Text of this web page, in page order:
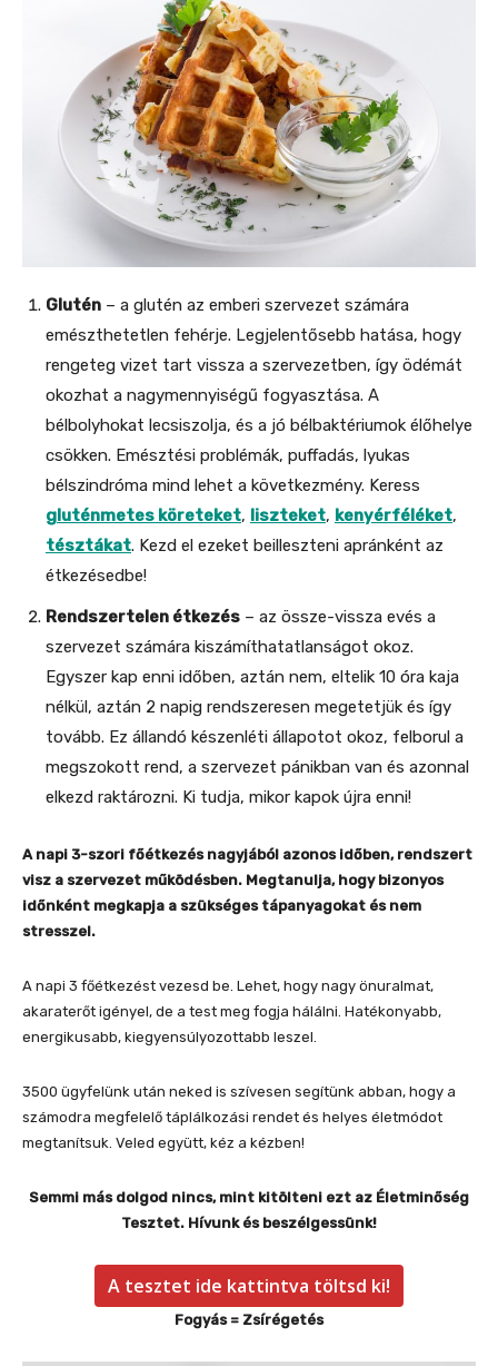
Glutén – a glutén az emberi szervezet számára
emészthetetlen fehérje. Legjelentősebb hatása, hogy
rengeteg vizet tart vissza a szervezetben, így ödémát
okozhat a nagymennyiségű fogyasztása. A
bélbolyhokat lecsiszolja, és a jó bélbaktériumok élőhelye
csökken. Emésztési problémák, puffadás, lyukas
bélszindróma mind lehet a következmény. Keress
gluténmetes köreteket, liszteket, kenyérféléket,
tésztákat. Kezd el ezeket beilleszteni apránként az
étkezésedbe!
Rendszertelen étkezés – az össze-vissza evés a
szervezet számára kiszámíthatatlanságot okoz.
Egyszer kap enni időben, aztán nem, eltelik 10 óra kaja
nélkül, aztán 2 napig rendszeresen megetetjük és így
tovább. Ez állandó készenléti állapotot okoz, felborul a
megszokott rend, a szervezet pánikban van és azonnal
elkezd raktározni. Ki tudja, mikor kapok újra enni!
A napi 3-szori főétkezés nagyjából azonos időben, rendszert
visz a szervezet működésben. Megtanulja, hogy bizonyos
időnként megkapja a szükséges tápanyagokat és nem
stresszel.
A napi 3 főétkezést vezesd be. Lehet, hogy nagy önuralmat,
akaraterőt igényel, de a test meg fogja hálálni. Hatékonyabb,
energikusabb, kiegyensúlyozottabb leszel.
3500 ügyfelünk után neked is szívesen segítünk abban, hogy a
számodra megfelelő táplálkozási rendet és helyes életmódot
megtanítsuk. Veled együtt, kéz a kézben!
Semmi más dolgod nincs, mint kitölteni ezt az Életminőség
Tesztet. Hívunk és beszélgessünk!
A tesztet ide kattintva töltsd ki!
Fogyás = Zsírégetés